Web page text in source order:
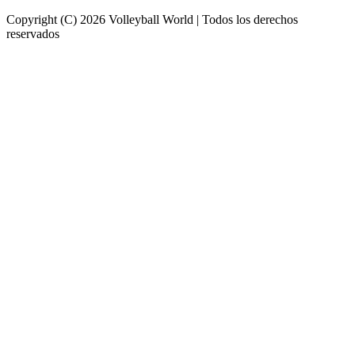
Copyright (C) 2026 Volleyball World | Todos los derechos
reservados